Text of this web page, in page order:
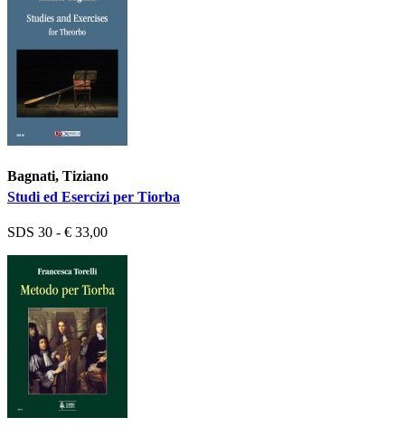
Bagnati, Tiziano
Studi ed Esercizi per Tiorba
SDS 30 - € 33,00